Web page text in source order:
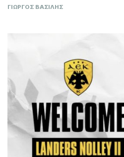
ΓΙΩΡΓΟΣ ΒΑΣΙΛΗΣ